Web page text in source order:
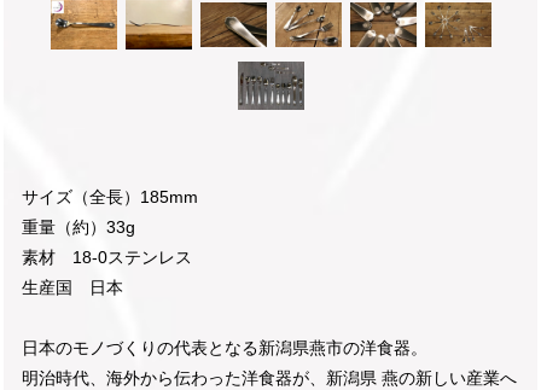
サイズ（全長）185mm
重量（約）33g
素材 18-0ステンレス
生産国 日本
日本のモノづくりの代表となる新潟県燕市の洋食器。
明治時代、海外から伝わった洋食器が、新潟県 燕の新しい産業へ